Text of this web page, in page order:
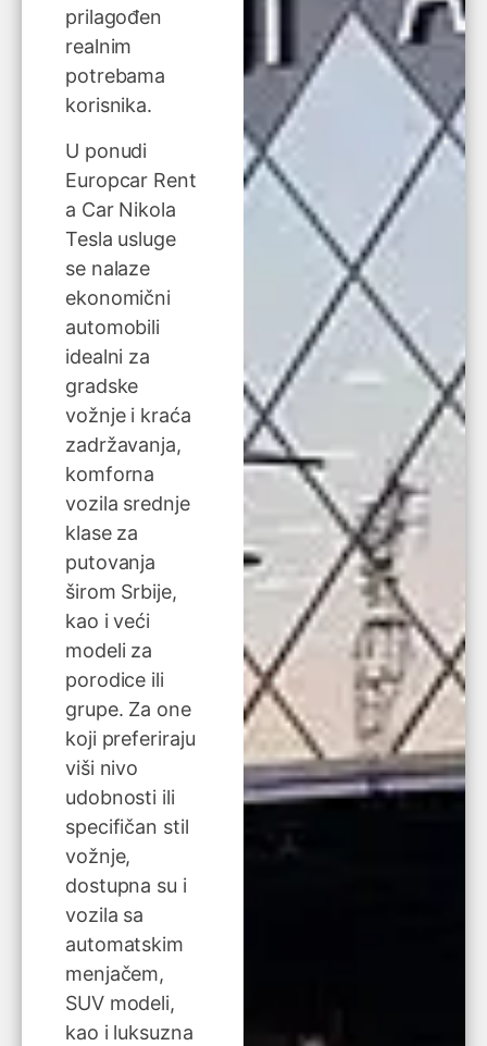
prilagođen
realnim
potrebama
korisnika.
U ponudi
Europcar Rent
a Car Nikola
Tesla usluge
se nalaze
ekonomični
automobili
idealni za
gradske
vožnje i kraća
zadržavanja,
komforna
vozila srednje
klase za
putovanja
širom Srbije,
kao i veći
modeli za
porodice ili
grupe. Za one
koji preferiraju
viši nivo
udobnosti ili
specifičan stil
vožnje,
dostupna su i
vozila sa
automatskim
menjačem,
SUV modeli,
kao i luksuzna